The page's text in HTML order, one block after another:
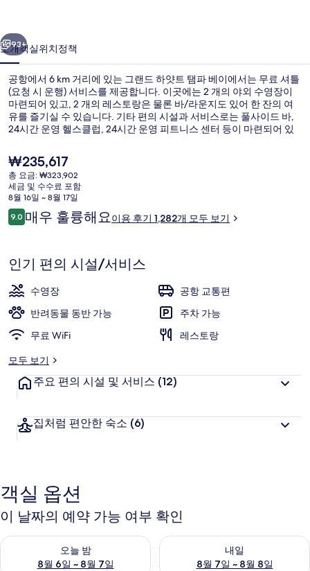
파
베
이
의
사
진
갤
러
리
93+
소개객실위치정책
공항에서 6 km 거리에 있는 그랜드 하얏트 탬파 베이에서는 무료 셔틀
(요청 시 운행) 서비스를 제공합니다. 이곳에는 2 개의 야외 수영장이
마련되어 있고, 2 개의 레스토랑은 물론 바/라운지도 있어 한 잔의 여
유를 즐기실 수 있습니다. 기타 편의 시설과 서비스로는 풀사이드 바,
24시간 운영 헬스클럽, 24시간 운영 피트니스 센터 등이 마련되어 있
을 주셨습니다.
현
재
가
격
은
₩235,617
₩235,617
총 요금: ₩323,902
세금 및 수수료 포함
8월 16일 ~ 8월 17일
이
용
기
9.010점 만점 중 9.0점.
매우 훌륭해요이용 후기 1,282개 모두 보기
인기 편의 시설/서비스
수영장
공항 교통편
반려동물 동반 가능
주차 가능
무료 WiFi
레스토랑
모두 보기
주요 편의 시설 및 서비스 (12)
집처럼 편안한 숙소 (6)
객실 옵션
이 날짜의 예약 가능 여부 확인
오늘 밤
8월 6일 ~ 8월 7일
오늘 밤 예약 가능 여부 확인, 8월 6일 ~ 8월 7일
내일
8월 7일 ~ 8월 8일
내일 예약 가능 여부 확인, 8월